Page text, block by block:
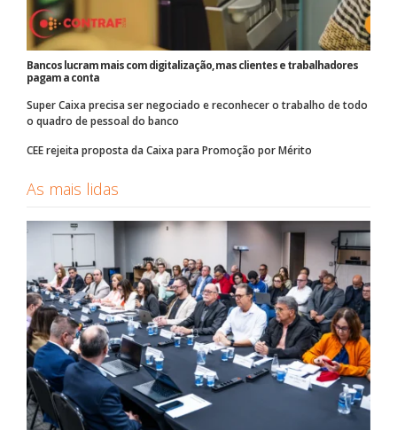
Bancos lucram mais com digitalização, mas clientes e trabalhadores
pagam a conta
Super Caixa precisa ser negociado e reconhecer o trabalho de todo
o quadro de pessoal do banco
CEE rejeita proposta da Caixa para Promoção por Mérito
As mais lidas